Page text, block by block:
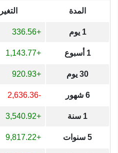
المدة التغير
1 يوم +336.56
1 أسبوع +1,143.77
30 يوم +920.93
6 شهور -2,636.36
1 سنة +3,540.92
5 سنوات +9,817.22